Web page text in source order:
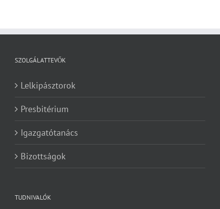
SZOLGÁLATTEVŐK
Lelkipásztorok
Presbitérium
Igazgatótanács
Bizottságok
TUDNIVALÓK